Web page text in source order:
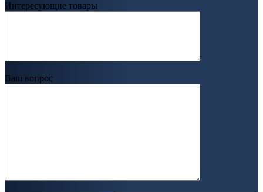
Интересующие товары
Ваш вопрос